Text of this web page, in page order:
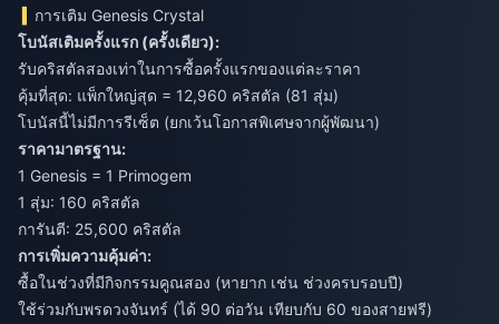
การเติม Genesis Crystal
โบนัสเติมครั้งแรก (ครั้งเดียว):
รับคริสตัลสองเท่าในการซื้อครั้งแรกของแต่ละราคา
คุ้มที่สุด: แพ็กใหญ่สุด = 12,960 คริสตัล (81 สุ่ม)
โบนัสนี้ไม่มีการรีเซ็ต (ยกเว้นโอกาสพิเศษจากผู้พัฒนา)
ราคามาตรฐาน:
1 Genesis = 1 Primogem
1 สุ่ม: 160 คริสตัล
การันตี: 25,600 คริสตัล
การเพิ่มความคุ้มค่า:
ซื้อในช่วงที่มีกิจกรรมคูณสอง (หายาก เช่น ช่วงครบรอบปี)
ใช้ร่วมกับพรดวงจันทร์ (ได้ 90 ต่อวัน เทียบกับ 60 ของสายฟรี)